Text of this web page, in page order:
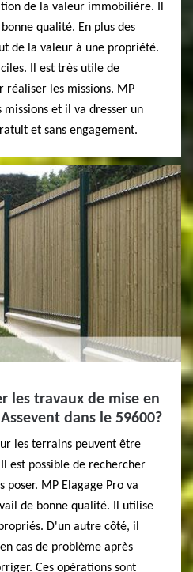
de la valeur immobilière. Il
qualité. En plus des
de la valeur à une propriété.
Il est très utile de
réaliser les missions. MP
missions et il va dresser un
et sans engagement.
les travaux de mise en
dans le 59600?
les terrains peuvent être
est possible de rechercher
poser. MP Elagage Pro va
de bonne qualité. Il utilise
D'un autre côté, il
cas de problème après
Ces opérations sont